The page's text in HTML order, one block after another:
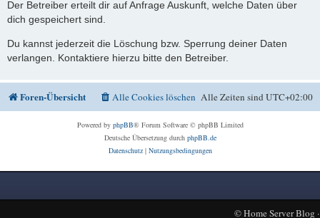
Der Betreiber erteilt dir auf Anfrage Auskunft, welche Daten über
dich gespeichert sind.
Du kannst jederzeit die Löschung bzw. Sperrung deiner Daten
verlangen. Kontaktiere hierzu bitte den Betreiber.
Foren-Übersicht Alle Zeiten sindUTC+02:00
Alle Cookies löschen
Powered by phpBB® Forum Software © phpBB Limited
Deutsche Übersetzung durch phpBB.de
Datenschutz| Nutzungsbedingungen
©Home Server Blog